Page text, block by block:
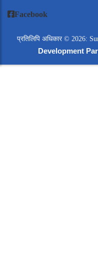
Facebook
प्रतिलिपि अधिकार © 2026:
Development